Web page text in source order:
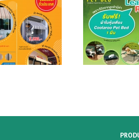
Please Leave Us a Review!
เพราะรีวิวจากลูกค้ามีค่า
รับฟรี “ผ้าใบหุ้มเตียง
Coolaroo Pet Bed” จำนวน
พบบูธเตี
(Pet Bed
DOG’S
โปรโ